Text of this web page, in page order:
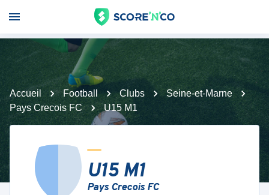
Accueil Football Clubs
Seine-et-Marne
Pays Crecois FC
U15 M1
U15 M1
Pays Crecois FC